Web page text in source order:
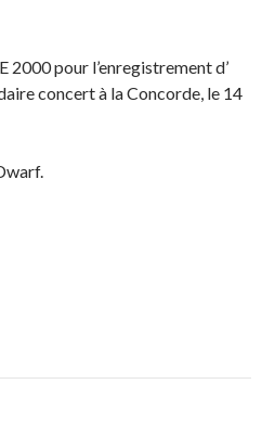
2000 pour l’enregistrement d’
concert à la Concorde, le 14